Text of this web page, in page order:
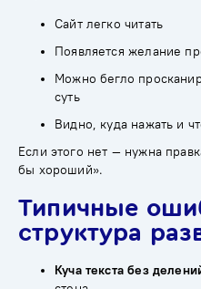
Сайт легко читать
Появляется желание
Можно бегло
суть
Видно, куда нажать и
Если этого нет — нужна
бы хороший».
Типичные
структура
Куча текста без